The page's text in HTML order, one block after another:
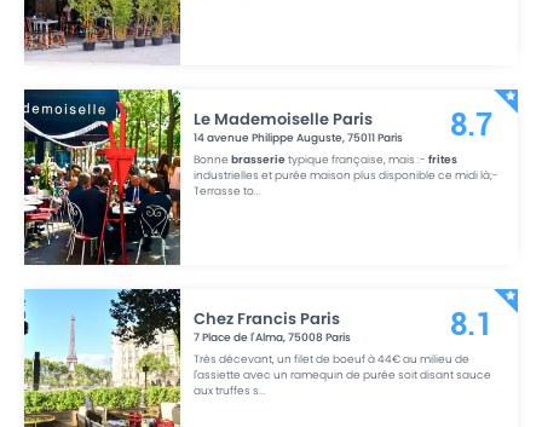
Le Mademoiselle Paris
14 avenue Philippe Auguste,75011Paris
Bonnebrasserietypique française, mais :-frites
industrielles et purée maison plus disponible ce midi là;-
Terrasse to...
8.7
Chez Francis Paris
7 Place de l'Alma,75008 Paris
Très décevant, un filet de boeuf à 44€ au milieu de
l'assiette avec un ramequin de purée soit disant sauce
aux truffes s...
8.1